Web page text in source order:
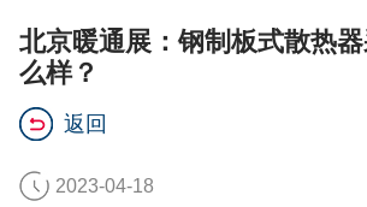
北京暖通展：钢制板式散热
么样？
返回
2023-04-18